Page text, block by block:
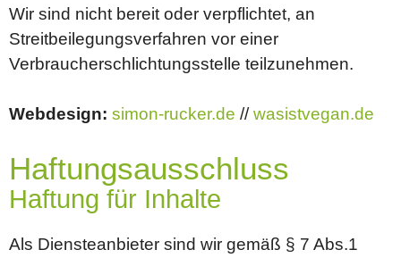
Wir sind nicht bereit oder verpflichtet, an
Streitbeilegungsverfahren vor einer
Verbraucherschlichtungsstelle teilzunehmen.
Webdesign: simon-rucker.de //wasistvegan.de
Haftungsausschluss
Haftung für Inhalte
Als Diensteanbieter sind wir gemäß § 7 Abs.1